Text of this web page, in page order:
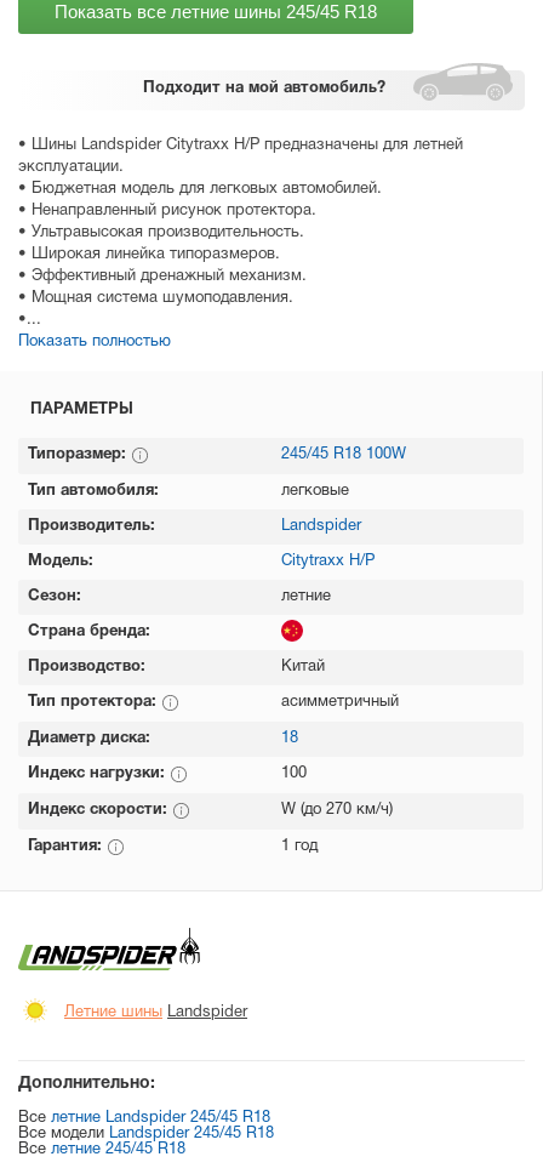
Подходит на мой автомобиль?
• Шины Landspider Citytraxx H/P предназначены для летней
эксплуатации.
• Бюджетная модель для легковых автомобилей.
• Ненаправленный рисунок протектора.
• Ультравысокая производительность.
• Широкая линейка типоразмеров.
• Эффективный дренажный механизм.
• Мощная система шумоподавления.
•...
Показать полностью
Показать все летние шины 245/45 R18
ПАРАМЕТРЫ
Типоразмер: 245/45 R18 100W
Тип автомобиля: легковые
Производитель: Landspider
Модель: Citytraxx H/P
Сезон: летние
Страна бренда:
Производство: Китай
Тип протектора: асимметричный
Диаметр диска: 18
Индекс нагрузки: 100
Индекс скорости: W (до 270 км/ч)
Гарантия: 1 год
Летние шины Landspider
Дополнительно:
Все летние Landspider 245/45 R18
Все модели Landspider 245/45 R18
Все летние 245/45 R18